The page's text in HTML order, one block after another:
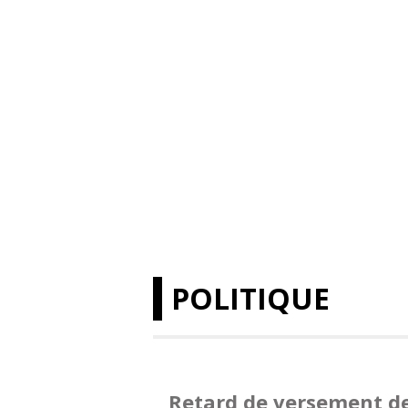
POLITIQUE
Retard de versement